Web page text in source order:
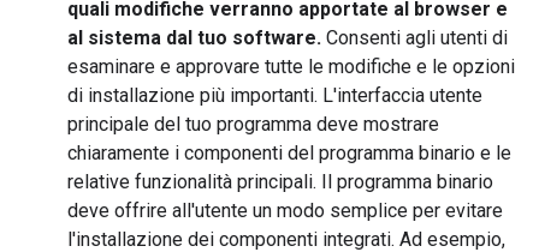
quali modifiche verranno apportate al browser e
al sistema dal tuo software. Consenti agli utenti di
esaminare e approvare tutte le modifiche e le opzioni
di installazione più importanti. L'interfaccia utente
principale del tuo programma deve mostrare
chiaramente i componenti del programma binario e le
relative funzionalità principali. Il programma binario
deve offrire all'utente un modo semplice per evitare
l'installazione dei componenti integrati. Ad esempio,